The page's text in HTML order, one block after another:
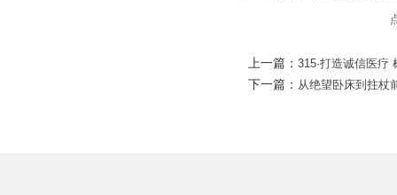
上一篇： 315·打造诚信医疗
下一篇： 从绝望卧床到拄杖